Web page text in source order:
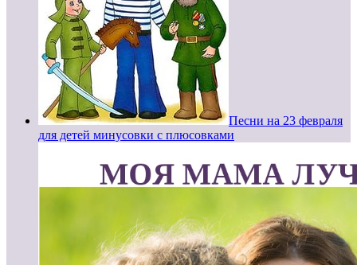
Песни на 23 февраля
для детей минусовки с плюсовками